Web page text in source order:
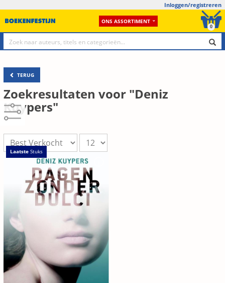
Inloggen/registreren
ONS ASSORTIMENT
0
TERUG
Zoekresultaten voor "Deniz
Kuypers"
LaatsteStuks